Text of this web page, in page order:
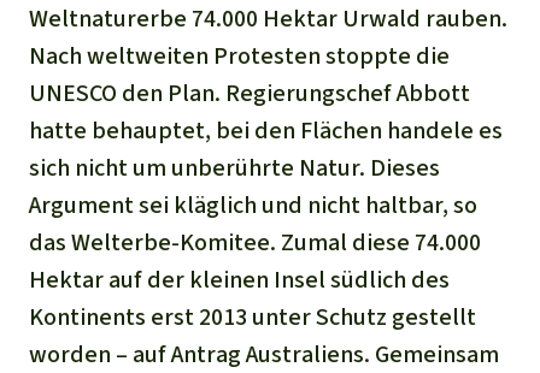
Weltnaturerbe 74.000 Hektar Urwald rauben.
Nach weltweiten Protesten stoppte die
UNESCO den Plan. Regierungschef Abbott
hatte behauptet, bei den Flächen handele es
sich nicht um unberührte Natur. Dieses
Argument sei kläglich und nicht haltbar, so
das Welterbe-Komitee. Zumal diese 74.000
Hektar auf der kleinen Insel südlich des
Kontinents erst 2013 unter Schutz gestellt
worden – auf Antrag Australiens. Gemeinsam